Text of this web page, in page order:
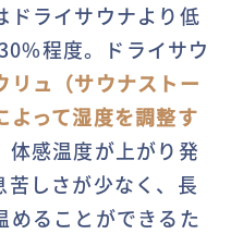
ドライサウナより低
程度。ドライサウ
リュ（サウナストー
よって湿度を調整す
体感温度が上がり発
苦しさが少なく、長
めることができるた